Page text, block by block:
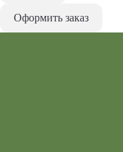
Оформить заказ